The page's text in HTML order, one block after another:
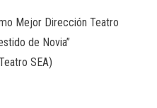
Mejor Dirección Teatro
de Novia”
SEA)